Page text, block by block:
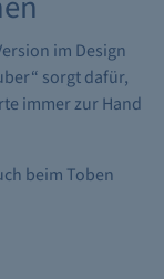
im Design
sorgt dafür,
immer zur Hand
beim Toben